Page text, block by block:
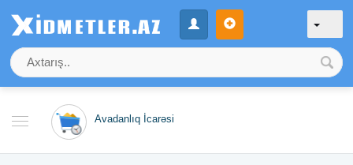
Avadanlıq İcarəsi